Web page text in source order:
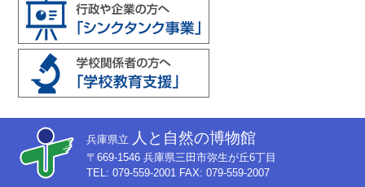
兵庫県立 人と自然の博物館
〒669-1546 兵庫県三田市弥生が丘6丁目
TEL: 079-559-2001 FAX: 079-559-2007